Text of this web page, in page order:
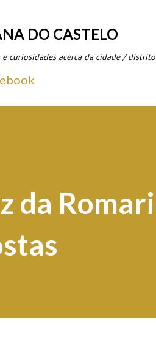
DO CASTELO
curiosidades acerca da cidade /
da